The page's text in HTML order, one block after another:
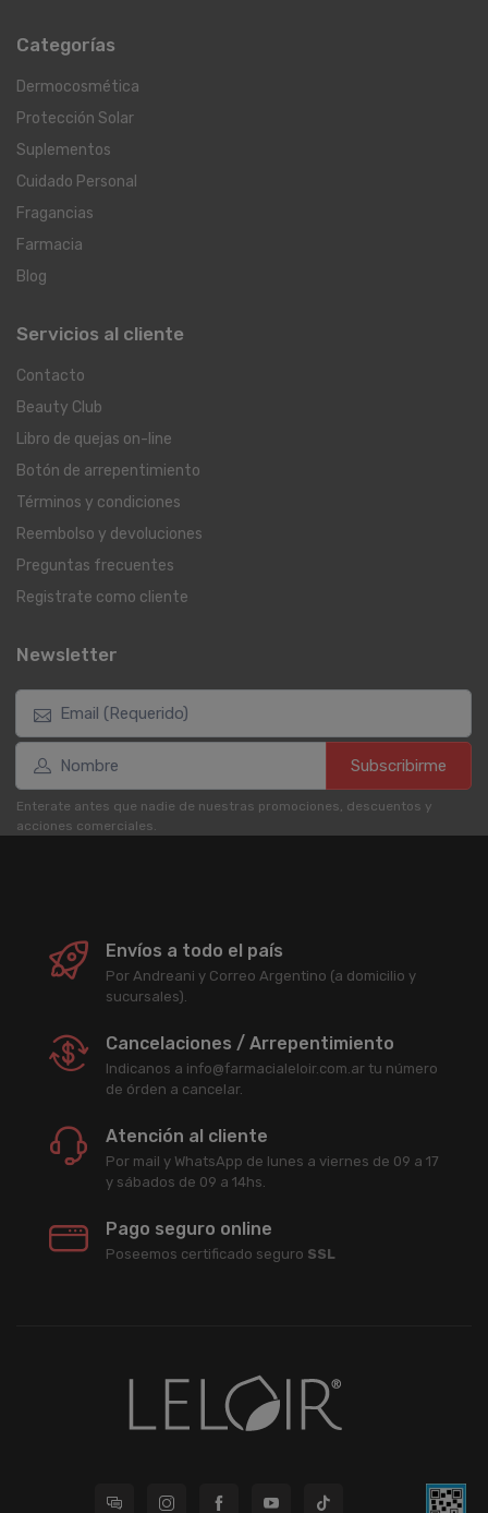
Categorías
Dermocosmética
Protección Solar
Suplementos
Cuidado Personal
Fragancias
Farmacia
Blog
Servicios al cliente
Contacto
Beauty Club
Libro de quejas on-line
Botón de arrepentimiento
Términos y condiciones
Reembolso y devoluciones
Preguntas frecuentes
Registrate como cliente
Newsletter
Subscribirme
Enterate antes que nadie de nuestras promociones, descuentos y
acciones comerciales.
Envíos a todo el país
Por Andreani y Correo Argentino (a domicilio y
sucursales).
Cancelaciones / Arrepentimiento
Indicanos a info@farmacialeloir.com.ar tu número
de órden a cancelar.
Atención al cliente
Por mail y WhatsApp de lunes a viernes de 09 a 17
y sábados de 09 a 14hs.
Pago seguro online
Poseemos certificado seguro SSL